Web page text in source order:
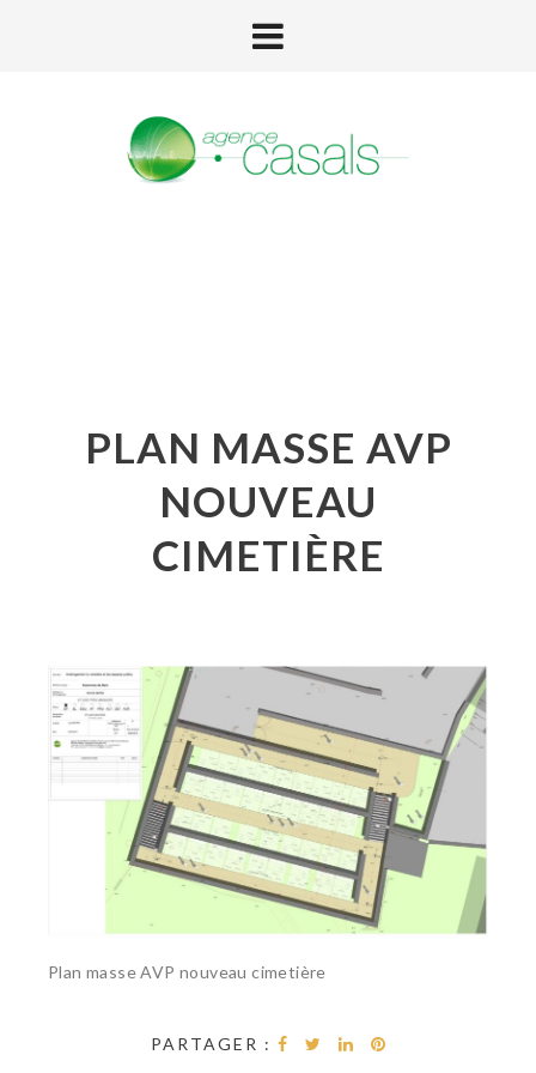
PLAN MASSE AVP
NOUVEAU
CIMETIÈRE
Plan masse AVP nouveau cimetière
PARTAGER :